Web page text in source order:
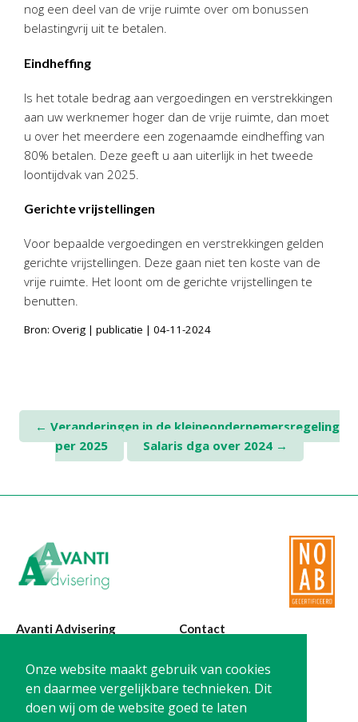
Onze website maakt gebruik van cookies
en daarmee vergelijkbare technieken. Dit
doen wij om de website goed te laten
Twinfield – Boekhouden
BaseCone – Facturen
Visionplanner – Rapportage
Online Salaris – Salarissen
Nextens-Accorderen aangiften
nog een deel van de vrije ruimte over om bonussen
belastingvrij uit te betalen.
Eindheffing
Is het totale bedrag aan vergoedingen en verstrekkingen
aan uw werknemer hoger dan de vrije ruimte, dan moet
u over het meerdere een zogenaamde eindheffing van
80% betalen. Deze geeft u aan uiterlijk in het tweede
loontijdvak van 2025.
Gerichte vrijstellingen
Voor bepaalde vergoedingen en verstrekkingen gelden
gerichte vrijstellingen. Deze gaan niet ten koste van de
vrije ruimte. Het loont om de gerichte vrijstellingen te
benutten.
Bron: Overig | publicatie | 04-11-2024
Post
navigation
← Veranderingen in de kleineondernemersregeling
per 2025
Salaris dga over 2024 →
Avanti Advisering
Poelstraat 4
1441 RR Purmerend
Contact
T: 0299-420870
@:
info@avanti-
advisering.nl